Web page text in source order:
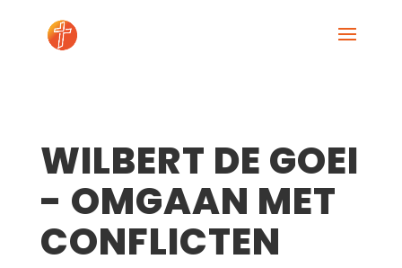
WILBERT DE GOEI
- OMGAAN MET
CONFLICTEN